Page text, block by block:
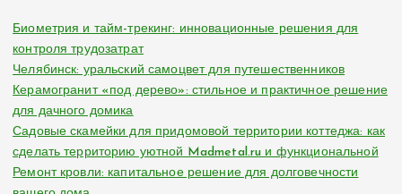
Биометрия и тайм-трекинг: инновационные решения для
контроля трудозатрат
Челябинск: уральский самоцвет для путешественников
Керамогранит «под дерево»: стильное и практичное решение
для дачного домика
Садовые скамейки для придомовой территории коттеджа: как
сделать территорию уютной Madmetal.ru и функциональной
Ремонт кровли: капитальное решение для долговечности